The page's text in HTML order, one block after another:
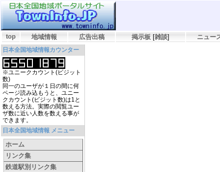
top 地域情報 広告出稿 掲示板 [雑談] ニュー
日本全国地域情報カウンター
※ユニークカウント(ビジット
数)
同一のユーザが１日の間に何
ページ読み込もうと、ユニー
クカウント(ビジット数)は1と
数える方法。実際の閲覧ユー
ザ数に近い人数を数える事が
できます。
日本全国地域情報 メニュー
ホーム
リンク集
鉄道駅別リンク集